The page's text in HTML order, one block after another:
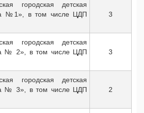
городская детская
№1», в том числе ЦДП
3
городская детская
№ 2», в том числе ЦДП
3
городская детская
№ 3», в том числе ЦДП
2